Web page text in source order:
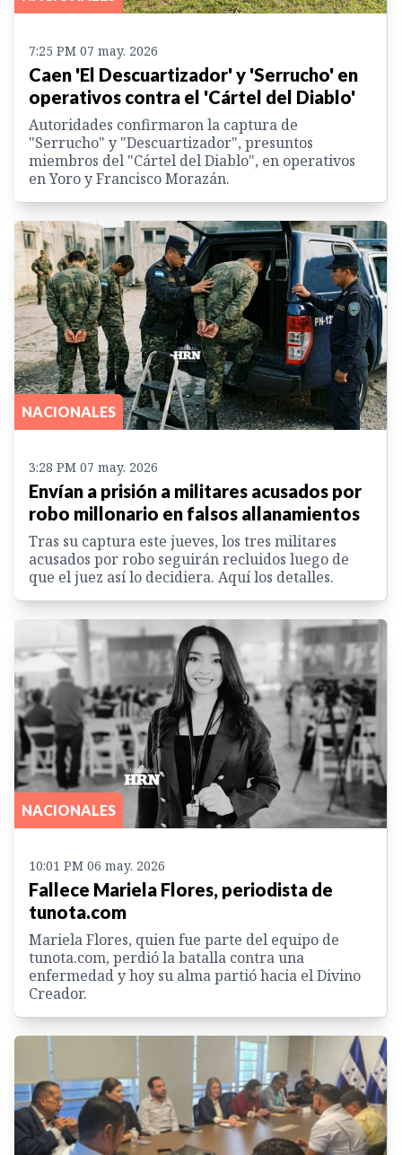
7:25 PM 07 may. 2026
Caen 'El Descuartizador' y 'Serrucho' en
operativos contra el 'Cártel del Diablo'
Autoridades confirmaron la captura de
"Serrucho" y "Descuartizador", presuntos
miembros del "Cártel del Diablo", en operativos
en Yoro y Francisco Morazán.
NACIONALES
3:28 PM 07 may. 2026
Envían a prisión a militares acusados por
robo millonario en falsos allanamientos
Tras su captura este jueves, los tres militares
acusados por robo seguirán recluidos luego de
que el juez así lo decidiera. Aquí los detalles.
NACIONALES
10:01 PM 06 may. 2026
Fallece Mariela Flores, periodista de
tunota.com
Mariela Flores, quien fue parte del equipo de
tunota.com, perdió la batalla contra una
enfermedad y hoy su alma partió hacia el Divino
Creador.